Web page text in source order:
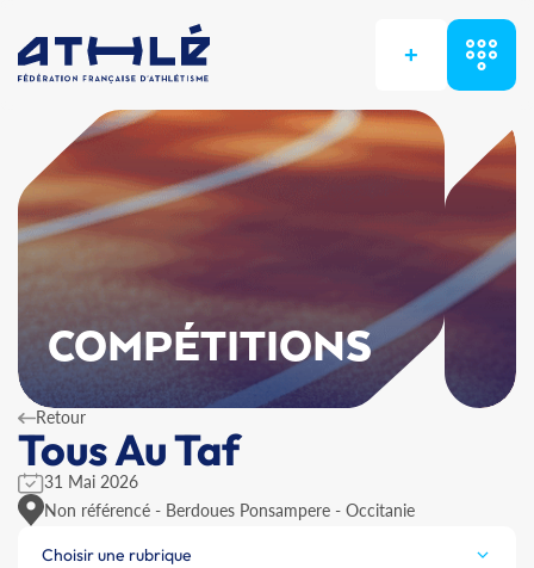
+
COMPÉTITIONS
Retour
Tous Au Taf
31 Mai 2026
Non référencé - Berdoues Ponsampere - Occitanie
Choisir une rubrique